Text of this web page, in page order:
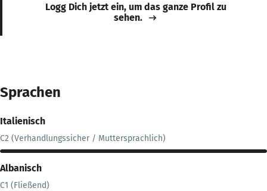
Logg Dich jetzt ein, um das ganze Profil zu
sehen.
Sprachen
Italienisch
C2 (Verhandlungssicher / Muttersprachlich)
Albanisch
C1 (Fließend)